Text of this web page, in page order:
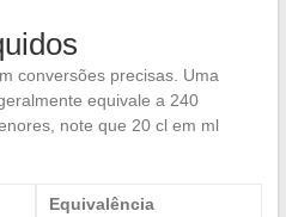
conversões precisas. Uma
equivale a 240
note que 20 cl em ml
Equivalência